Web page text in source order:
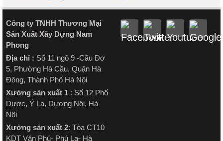
Công ty TNHH Thương Mại
Sản Xuất Xây Dựng Nam
Phong
Địa chỉ : Số 11 ngõ 9 -Cầu Đơ
5, Phường Hà Cầu, Quận Hà
Đông, Thành Phố Hà Nội
Xưởng sản xuất 1 : Số 12 Phố
Dược, Ỷ La, Dương Nội, Hà
Nội
Xưởng sản xuất 2: Tòa CT10
KDT Văn Phú- Phú La- Hà